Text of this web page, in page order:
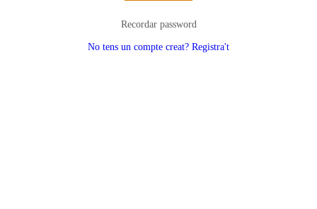
Recordar password
No tens un compte creat? Registra't